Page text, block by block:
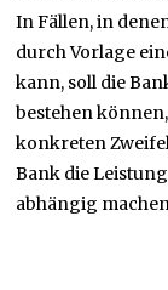
In Fällen, in
durch Vorlage
kann, soll die
bestehen
konkreten
Bank die
abhängig